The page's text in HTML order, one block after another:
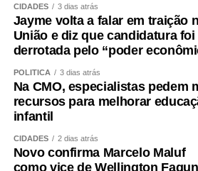
resistidos, progressivos e
fundamentais.
A alimentação também precisa
adequada de proteínas e energia,
do dia e ajustadas à idade, função
condição clínica.
Além disso, é essencial tratar
perda muscular e o envelhecimento
CIDADES 3 dias atrás
Jayme volta a falar em traição
União e diz que candidatura foi
derrotada pelo “poder
POLÍTICA 3 dias atrás
Na CMO, especialistas pedem
recursos para melhorar
infantil
CIDADES 2 dias atrás
Novo confirma Marcelo Maluf
como vice de Wellington